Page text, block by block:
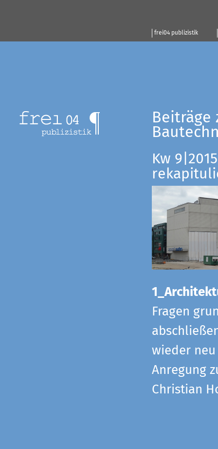
frei04 publizistik
Beiträge
Kw
Fragen
wieder
Anregung
Christian